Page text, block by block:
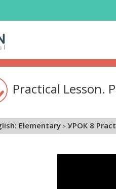
Practical Lesson.
Elementary УРОК 8